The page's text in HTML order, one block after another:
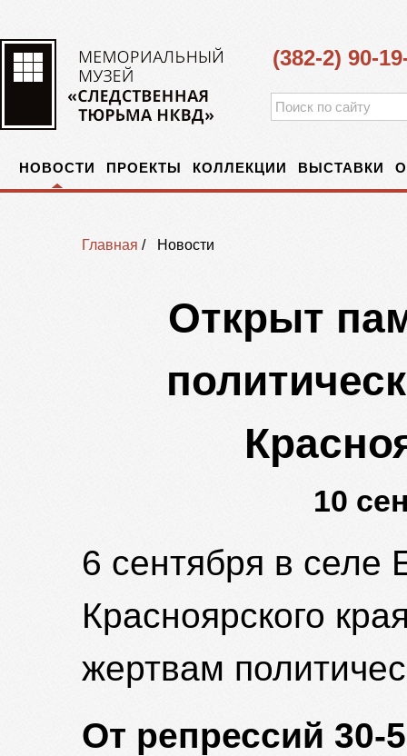
(382-2) 90-
НОВОСТИ ПРОЕКТЫ КОЛЛЕКЦИИ ВЫСТАВКИ
Главная / Новости
Открыт
10
6 сентября в селе
Красноярского
жертвам
От репрессий 30-